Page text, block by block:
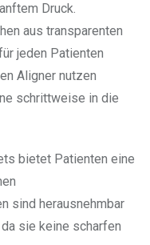
Druck.
aus transparenten
jeden Patienten
Aligner nutzen
schrittweise in die
bietet Patienten eine
sind herausnehmbar
sie keine scharfen